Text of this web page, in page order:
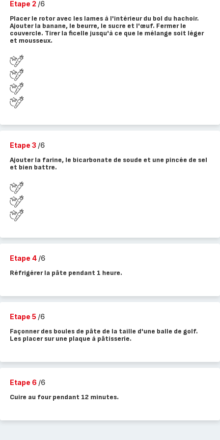
Etape 2 /6
Placer le rotor avec les lames à l'intérieur du bol du hachoir.
Ajouter la banane, le beurre, le sucre et l'œuf. Fermer le
couvercle. Tirer la ficelle jusqu'à ce que le mélange soit léger
et mousseux.
Etape 3 /6
Ajouter la farine, le bicarbonate de soude et une pincée de sel
et bien battre.
Etape 4 /6
Réfrigérer la pâte pendant 1 heure.
Etape 5 /6
Façonner des boules de pâte de la taille d'une balle de golf.
Les placer sur une plaque à pâtisserie.
Etape 6 /6
Cuire au four pendant 12 minutes.